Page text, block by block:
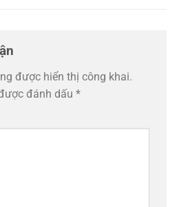
được hiển thị công khai.
đánh dấu *